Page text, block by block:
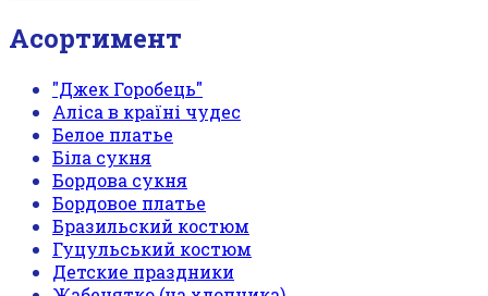
Асортимент
"Джек Горобець"
Аліса в країні чудес
Белое платье
Біла сукня
Бордова сукня
Бордовое платье
Бразильский костюм
Гуцульський костюм
Детские праздники